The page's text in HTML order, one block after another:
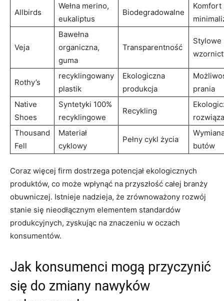
Allbirds
Wełna merino,
eukaliptus
Biodegradowalne
Komfort
Veja
Bawełna
organiczna,
guma
Transparentność
Stylowe ​
Rothy’s
recyklingowany
plastik
Ekologiczna
‌produkcja
prania
Native
Shoes
Syntetyki 100%
recyklingowe
Recykling
Thousand⁢
Fell
Materiał
‌cyklowy
Pełny cykl⁤ życia
butów
Coraz więcej firm dostrzega potencjał ekologicznych
produktów, co może wpłynąć‌ na przyszłość całej ⁤branży
obuwniczej. Istnieje nadzieja, że zrównoważony rozwój
stanie się nieodłącznym elementem standardów
⁤produkcyjnych,⁤ zyskując na znaczeniu w​ oczach
konsumentów.
Jak konsumenci mogą przyczynić⁤
się do zmiany ⁣nawyków